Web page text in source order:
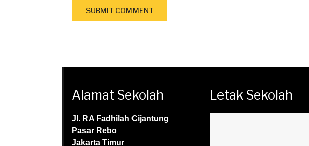
Alamat Sekolah
Jl. RA Fadhilah Cijantung
Pasar Rebo
Jakarta Timur
Letak Sekolah